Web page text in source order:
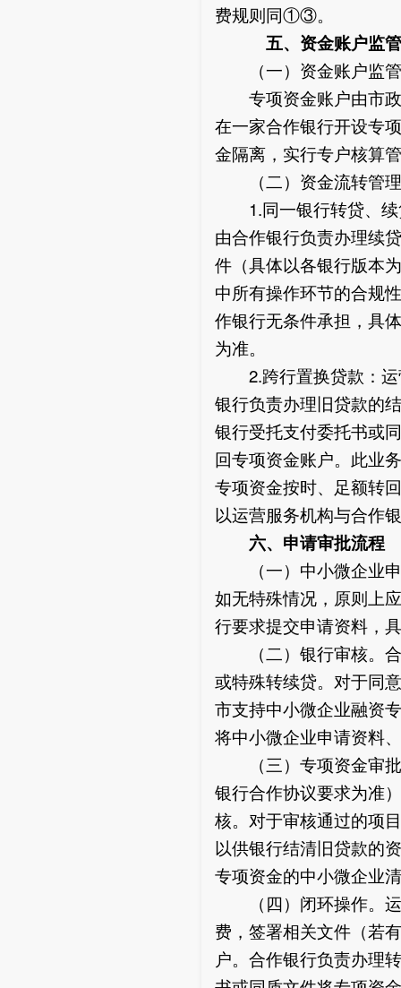
费规则同①③。
五、资金账户监
（一）资金账户监管
专项资金账户由市政
在一家合作银行开设专
金隔离，实行专户核算
（二）资金流转管理
1.同一银行转贷、续
由合作银行负责办理续
件（具体以各银行版本
中所有操作环节的合规
作银行无条件承担，具
为准。
2.跨行置换贷款：运
银行负责办理旧贷款的
银行受托支付委托书或
回专项资金账户。此业
专项资金按时、足额转
以运营服务机构与合作
六、申请审批流程
（一）中小微企业申
如无特殊情况，原则上
行要求提交申请资料，
（二）银行审核。合
或特殊转续贷。对于同
市支持中小微企业融资
将中小微企业申请资料
（三）专项资金审批
银行合作协议要求为准
核。对于审核通过的项
以供银行结清旧贷款的
专项资金的中小微企业
（四）闭环操作。运
费，签署相关文件（若
户。合作银行负责办理